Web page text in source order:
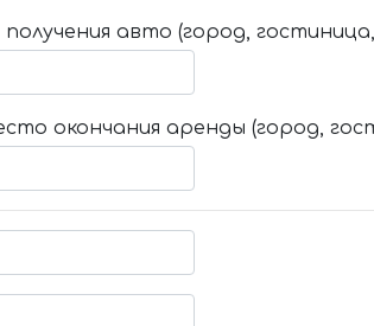
авто (город,
окончания аренды (город,